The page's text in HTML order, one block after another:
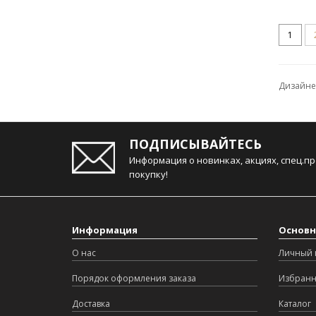
1
ПОДПИСЫВАЙТЕСЬ
Информация о новинках, акциях,
покупку!
Информация
О нас
Порядок оформления заказа
Доставка
Личный
Каталог